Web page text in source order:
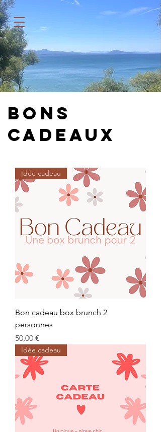
BONS
CADEAUX
Idée cadeau
Bon cadeau box brunch 2
personnes
Prix
50,00 €
Idée cadeau